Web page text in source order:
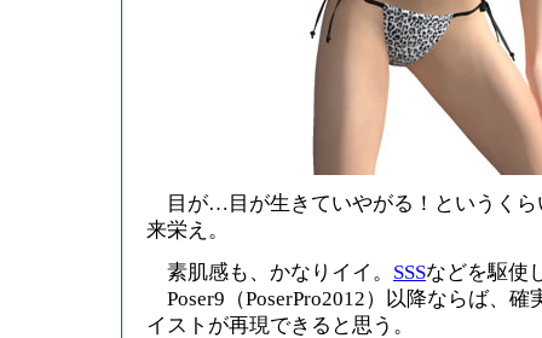
目が…目が生きていやがる！というくら
来栄え。
素肌感も、かなりイイ。 SSSなどを駆使
Poser9（PoserPro2012）以降ならば、
イストが再現できると思う。